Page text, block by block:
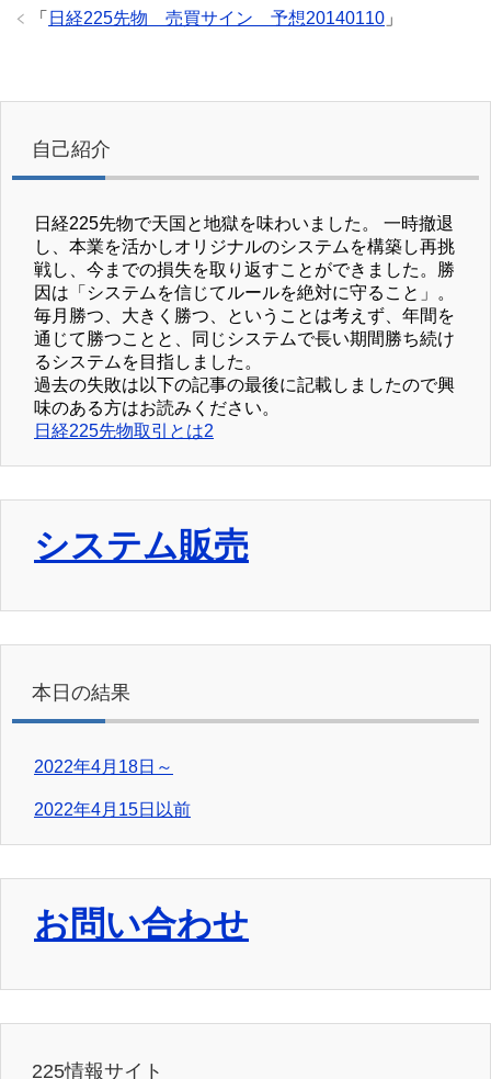
「 日経225先物 売買サイン 予想20140110 」
自己紹介
日経225先物で天国と地獄を味わいました。 一時撤退
し、本業を活かしオリジナルのシステムを構築し再挑
戦し、今までの損失を取り返すことができました。勝
因は「システムを信じてルールを絶対に守ること」。
毎月勝つ、大きく勝つ、ということは考えず、年間を
通じて勝つことと、同じシステムで長い期間勝ち続け
るシステムを目指しました。
過去の失敗は以下の記事の最後に記載しましたので興
味のある方はお読みください。
日経225先物取引とは2
システム販売
本日の結果
2022年4月18日～
2022年4月15日以前
お問い合わせ
225情報サイト